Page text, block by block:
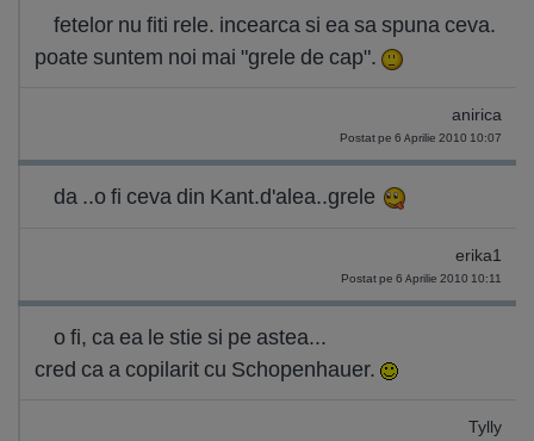
fetelor nu fiti rele. incearca si ea sa spuna ceva.
poate suntem noi mai "grele de cap".
anirica
Postat pe 6 Aprilie 2010 10:07
da ..o fi ceva din Kant.d'alea..grele
erika1
Postat pe 6 Aprilie 2010 10:11
o fi, ca ea le stie si pe astea...
cred ca a copilarit cu Schopenhauer.
Tylly